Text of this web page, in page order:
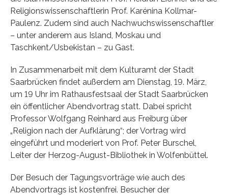
Religionswissenschaftlerin Prof. Karénina Kollmar-
Paulenz. Zudem sind auch Nachwuchswissenschaftler
– unter anderem aus Island, Moskau und
Taschkent/Usbekistan – zu Gast.
In Zusammenarbeit mit dem Kulturamt der Stadt
Saarbrücken findet außerdem am Dienstag, 19. März,
um 19 Uhr im Rathausfestsaal der Stadt Saarbrücken
ein öffentlicher Abendvortrag statt. Dabei spricht
Professor Wolfgang Reinhard aus Freiburg über
„Religion nach der Aufklärung“; der Vortrag wird
eingeführt und moderiert von Prof. Peter Burschel,
Leiter der Herzog-August-Bibliothek in Wolfenbüttel.
Der Besuch der Tagungsvorträge wie auch des
Abendvortrags ist kostenfrei. Besucher der